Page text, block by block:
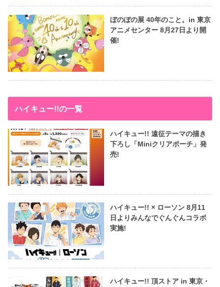
ぼのぼの展 40年のこと。in 東京
アニメセンター 8月27日より開
催!
ハイキュー!!の一覧
ハイキュー!! 遠征テーマの描き
下ろし「Miniクリアポーチ」発
売!
ハイキュー!! × ローソン 8月11
日よりみんなでぐんぐんコラボ
実施!
ハイキュー!! 頂ストア in 東京・